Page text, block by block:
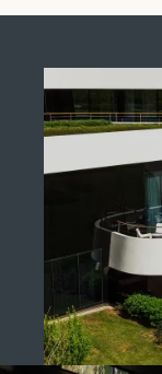
Dječji
Kućni
Sve su
dopušteno